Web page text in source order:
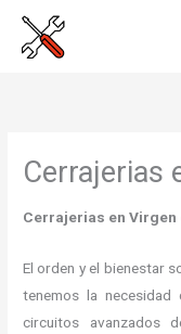
Cerrajerias
Cerrajerias en Virgen
El orden y el bienestar
tenemos la
circuitos avanzados